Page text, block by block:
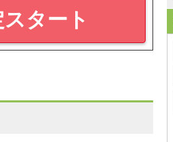
タート